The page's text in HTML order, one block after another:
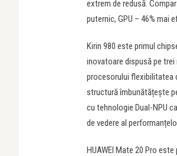
extrem de redusă.
puternic, GPU – 46% mai
Kirin 980 este primul
inovatoare dispusă pe
procesorului flexibilitatea
structură îmbunătățește
cu tehnologie Dual-NPU
de vedere al
HUAWEI Mate 20 Pro